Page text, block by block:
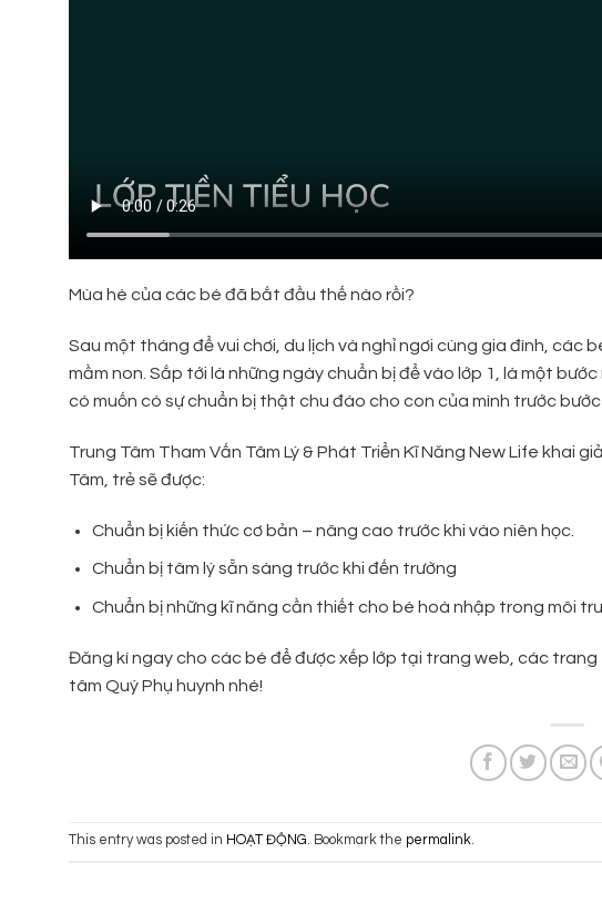
Mùa hè của các bé đã bắt đầu thế nào rồi?
Sau một tháng để vui chơi, du lịch và nghỉ ngơi cùng gia đình, các
mầm non. Sắp tới là những ngày chuẩn bị để vào lớp 1, là một
có muốn có sự chuẩn bị thật chu đáo cho con của mình trước
Trung Tâm Tham Vấn Tâm Lý & Phát Triển Kĩ Năng New Life khai
Tâm, trẻ sẽ được:
Chuẩn bị kiến thức cơ bản – nâng cao trước khi vào niên học.
Chuẩn bị tâm lý sẵn sàng trước khi đến trường
Chuẩn bị những kĩ năng cần thiết cho bé hoà nhập trong môi
Đăng kí ngay cho các bé để được xếp lớp tại trang web, các
tâm Quý Phụ huynh nhé!
This entry was posted in HOẠT ĐỘNG. Bookmark the permalink.